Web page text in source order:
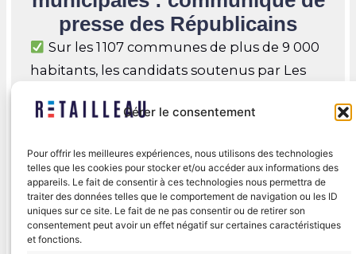
Gérer le consentement
Pour offrir les meilleures expériences, nous utilisons des technologies
telles que les cookies pour stocker et/ou accéder aux informations des
appareils. Le fait de consentir à ces technologies nous permettra de
traiter des données telles que le comportement de navigation ou les ID
uniques sur ce site. Le fait de ne pas consentir ou de retirer son
consentement peut avoir un effet négatif sur certaines caractéristiques
et fonctions.
presse des Républicains
Sur les 1 107 communes de plus de 9 000
habitants, les candidats soutenus par Les
57,6% des communes, contre 27,46% pour
et 0,63% pour La France Insoumise. Dans le
détail, nous faisons basculer 87 communes.
Parmi les principales conquêtes : Clermont-
Ferrand…